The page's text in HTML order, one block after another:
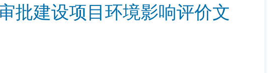
批建设项目环境影响评价文